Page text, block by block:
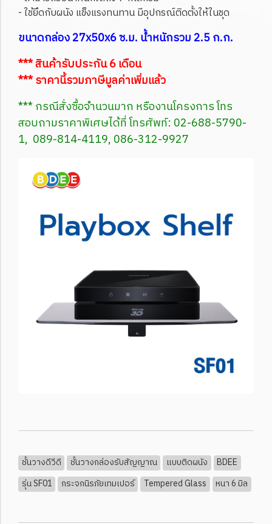
- ใช้ยึดกับผนัง แข็งแรงทนทาน มีอุปกรณ์ติดตั้งให้ในชุด
ขนาดกล่อง 27x50x6 ซ.ม. น้ำหนักรวม 2.5 ก.ก.
*** สินค้ารับประกัน 6 เดือน
*** ราคานี้รวมภาษีมูลค่าเพิ่มแล้ว
*** กรณีสั่งซื้อจำนวนมาก หรืองานโครงการ โทร
สอบถามราคาพิเศษได้ที่ โทรศัพท์: 02-688-5790-
1, 089-814-4119, 086-312-9927
ชั้นวางดีวีดี ชั้นวางกล่องรับสัญญาณ แบบติดผนัง
BDEE
รุ่น SF01
กระจกนิรภัยเทมเปอร์ Tempered Glass หนา 6 มิล